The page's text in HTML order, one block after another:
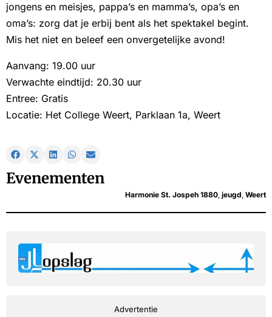
jongens en meisjes, pappa’s en mamma’s, opa’s en
oma’s: zorg dat je erbij bent als het spektakel begint.
Mis het niet en beleef een onvergetelijke avond!
Aanvang: 19.00 uur
Verwachte eindtijd: 20.30 uur
Entree: Gratis
Locatie: Het College Weert, Parklaan 1a, Weert
Evenementen
Harmonie St. Jospeh 1880, jeugd, Weert
Advertentie